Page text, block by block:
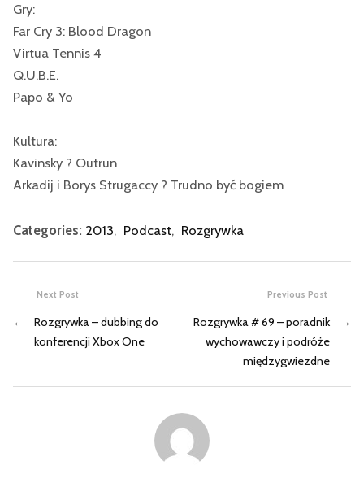
Gry:
Far Cry 3: Blood Dragon
Virtua Tennis 4
Q.U.B.E.
Papo & Yo
Kultura:
Kavinsky ? Outrun
Arkadij i Borys Strugaccy ? Trudno być bogiem
Categories: 2013, Podcast, Rozgrywka
Previous Post
Rozgrywka # 69 – poradnik
wychowawczy i podróże
międzygwiezdne
→
Next Post
←
Rozgrywka – dubbing do
konferencji Xbox One